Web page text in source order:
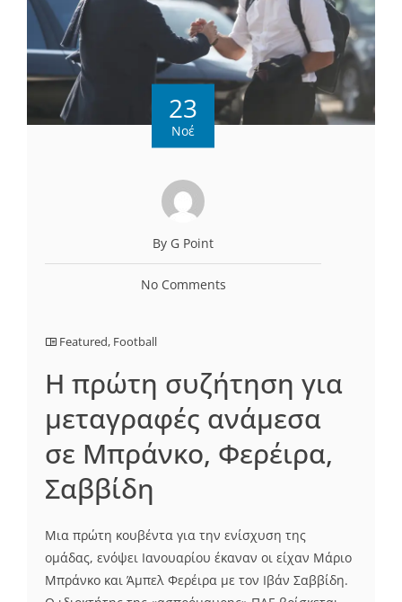
23
Νοέ
By G Point
No Comments
Featured, Football
Η πρώτη συζήτηση για
μεταγραφές ανάμεσα
σε Μπράνκο, Φερέιρα,
Σαββίδη
Μια πρώτη κουβέντα για την ενίσχυση της
ομάδας, ενόψει Ιανουαρίου έκαναν οι είχαν Μάριο
Μπράνκο και Άμπελ Φερέιρα με τον Ιβάν Σαββίδη.